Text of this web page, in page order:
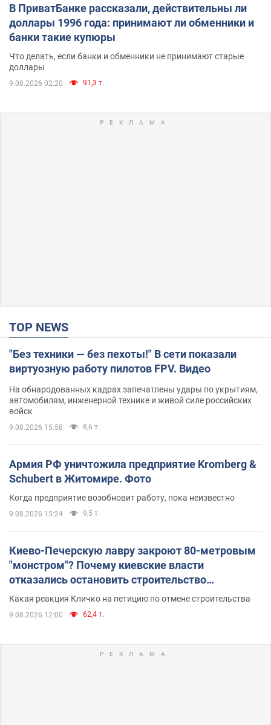
В ПриватБанке рассказали, действительны ли
доллары 1996 года: принимают ли обменники и
банки такие купюры
Что делать, если банки и обменники не принимают старые
доллары
9.08.2026 02:20 91,3 т.
TOP NEWS
"Без техники — без пехоты!" В сети показали
виртуозную работу пилотов FPV. Видео
На обнародованных кадрах запечатлены удары по укрытиям,
автомобилям, инженерной технике и живой силе российских
войск
9.08.2026 15:58 8,6 т.
Армия РФ уничтожила предприятие Kromberg &
Schubert в Житомире. Фото
Когда предприятие возобновит работу, пока неизвестно
9.08.2026 15:24 9,5 т.
Киево-Печерскую лавру закроют 80-метровым
"монстром"? Почему киевские власти
отказались остановить строительство
небоскреба "московского верующего"
Какая реакция Кличко на петицию по отмене строительства
9.08.2026 12:00 62,4 т.